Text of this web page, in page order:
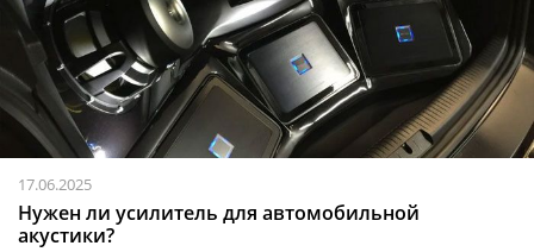
17.06.2025
Нужен ли усилитель для автомобильной
акустики?